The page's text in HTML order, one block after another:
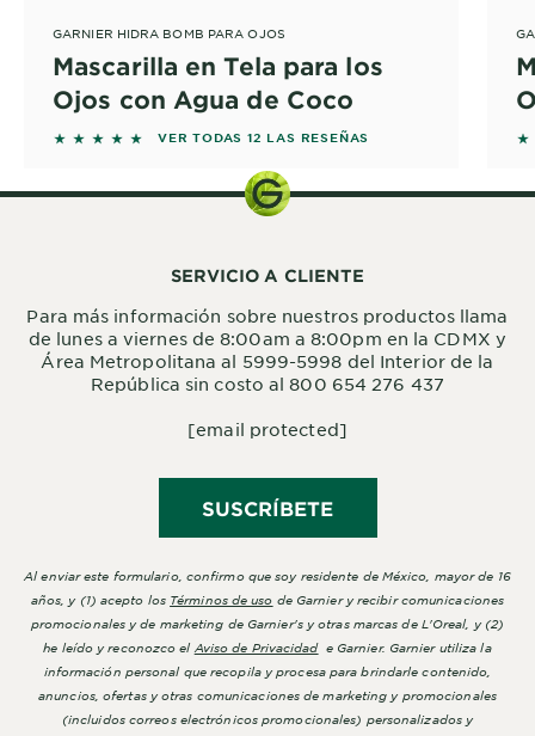
GARNIER HIDRA BOMB PARA OJOS
Mascarilla en Tela para los
Ojos con Agua de Coco
5 out of 5 stars based on reviews
VER TODAS 12 LAS RESEÑAS 4
SERVICIO A CLIENTE
Para más información sobre nuestros productos llama
de lunes a viernes de 8:00am a 8:00pm en la CDMX y
Área Metropolitana al 5999-5998 del Interior de la
República sin costo al 800 654 276 437
[email protected]
SUSCRÍBETE
Al enviar este formulario, confirmo que soy residente de México, mayor de 16
años, y (1) acepto los Términos de uso de Garnier y recibir comunicaciones
promocionales y de marketing de Garnier's y otras marcas de L'Oreal, y (2)
he leído y reconozco el Aviso de Privacidade Garnier. Garnier utiliza la
información personal que recopila y procesa para brindarle contenido,
anuncios, ofertas y otras comunicaciones de marketing y promocionales
(incluidos correos electrónicos promocionales) personalizados y